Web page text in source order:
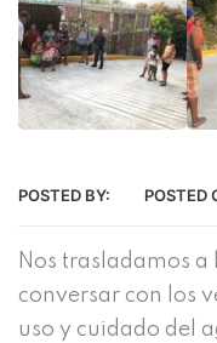
POSTED BY: POSTED
Nos trasladamos
conversar con los
uso y cuidado del